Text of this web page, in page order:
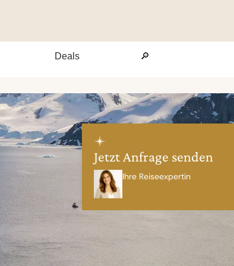
Jetzt Anfrage senden
Ihre Reiseexpertin
Deals 🔎